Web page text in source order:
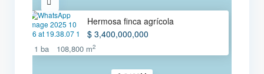
Hermosa finca agrícola
$ 3,400,000,000
1 ba 108,800 m2